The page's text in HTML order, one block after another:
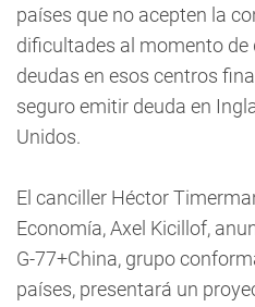
países que no acepten la
dificultades al momento
deudas en esos centros
seguro emitir deuda en
Unidos.
El canciller Héctor
Economía, Axel Kicillof,
G-77+China, grupo
países, presentará un